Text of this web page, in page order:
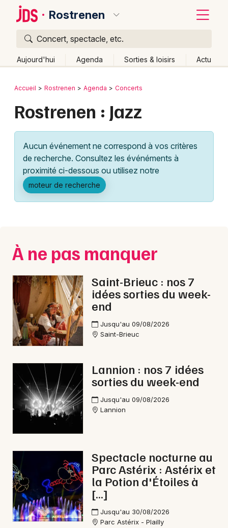
Rostrenen
Concert, spectacle, etc.
Aujourd'hui Agenda Sorties & loisirs Actu
Publier un événement
Grands événements
Activité & Expérience
Manifestations
Spectacles
Concerts
Sports
Soirées
Sorties famille
Expos
Sorties & loisirs
Jazz dans les Côtes d'Armor
Newsletter des sorties
Bordeaux
Lille
Lyon
Marseille
Nantes
Nice
Paris
Strasbourg
Toulouse
Retour
Accueil Rostrenen Agenda Concerts
Rostrenen : Jazz
Aucun événement ne correspond à vos critères
de recherche. Consultez les événéments à
proximité ci-dessous ou utilisez notre
moteur de recherche
À ne pas manquer
Saint-Brieuc : nos 7
idées sorties du week-
end
Jusqu'au 09/08/2026
Saint-Brieuc
Lannion : nos 7 idées
sorties du week-end
Jusqu'au 09/08/2026
Lannion
Spectacle nocturne au
Parc Astérix : Astérix et
la Potion d'Étoiles à
[…]
Jusqu'au 30/08/2026
Parc Astérix - Plailly
Quoi ?
Où ?
Partout
Près de moi Changer de lieu
Quand ?
Ce week-end